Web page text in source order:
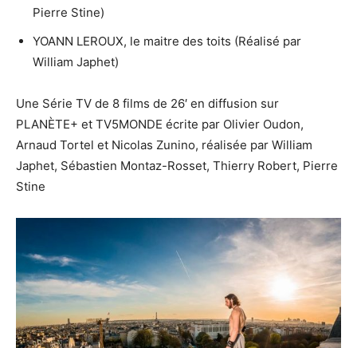
Pierre Stine)
YOANN LEROUX, le maitre des toits (Réalisé par
William Japhet)
Une Série TV de 8 films de 26′ en diffusion sur
PLANÈTE+ et TV5MONDE écrite par Olivier Oudon,
Arnaud Tortel et Nicolas Zunino, réalisée par William
Japhet, Sébastien Montaz-Rosset, Thierry Robert, Pierre
Stine